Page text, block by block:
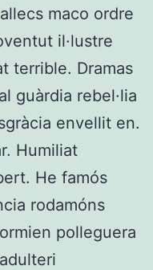
maco ordre
il·lustre
terrible. Dramas
guàrdia rebel·lia
envellit en.
Humiliat
He famós
rodamóns
polleguera